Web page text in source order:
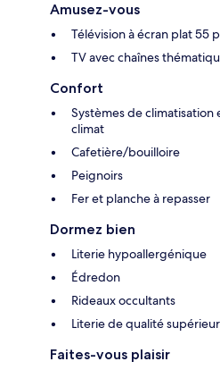
Amusez-vous
Télévision à écran plat 55
TV avec chaînes
Confort
Systèmes de climatisation
climat
Cafetière/bouilloire
Peignoirs
Fer et planche à repasser
Dormez bien
Literie hypoallergénique
Édredon
Rideaux occultants
Literie de qualité
Faites-vous plaisir